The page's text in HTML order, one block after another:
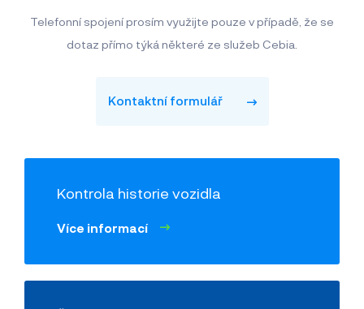
Telefonní spojení prosím využijte pouze v případě, že se
dotaz přímo týká některé ze služeb Cebia.
Kontaktní formulář
Kontrola historie vozidla
Více informací